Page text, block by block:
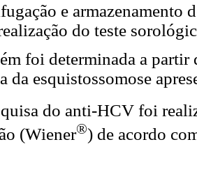
e armazenamento
do teste
foi determinada a
da esquistossomose
do anti-HCV foi
(Wiener®) de acordo